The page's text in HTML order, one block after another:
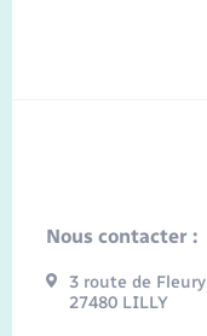
Nous contacter :
3 route de Fleury
27480 LILLY